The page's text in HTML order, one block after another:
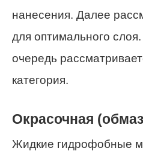
нанесения. Далее
для оптимального
очередь
категория.
Окрасочная
Жидкие гидрофобные